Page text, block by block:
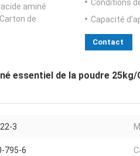
aminé
de
Conditions
Capacité
Contact
essentiel de la poudre
3
795-6